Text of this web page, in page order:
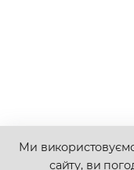
Ми
сайту, ви